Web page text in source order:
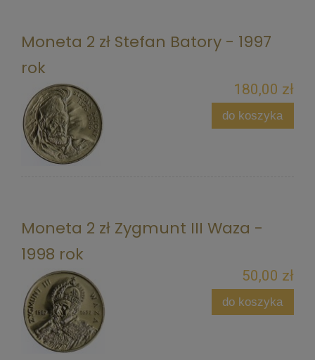
Moneta 2 zł Stefan Batory - 1997
rok
180,00 zł
do koszyka
Moneta 2 zł Zygmunt III Waza -
1998 rok
50,00 zł
do koszyka